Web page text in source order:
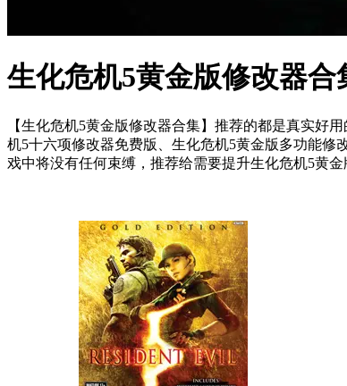
生化危机5黄金版修改器合
【生化危机5黄金版修改器合集】推荐的都是真实好
机5十六项修改器免费版、生化危机5黄金版多功能
戏中将没有任何束缚，推荐给需要提升生化危机5黄